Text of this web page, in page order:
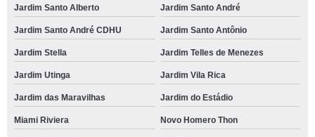
Jardim Santo Alberto Jardim Santo André
Jardim Santo André CDHU Jardim Santo Antônio
Jardim Stella Jardim Telles de Menezes
Jardim Utinga Jardim Vila Rica
Jardim das Maravilhas Jardim do Estádio
Miami Riviera Novo Homero Thon